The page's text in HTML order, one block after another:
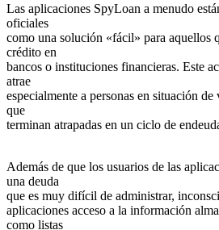
Las aplicaciones SpyLoan a menudo
oficiales
como una solución «fácil» para aquellos
crédito en
bancos o instituciones financieras. Este
atrae
especialmente a personas en situación
que
terminan atrapadas en un ciclo de
Además de que los usuarios de las
una deuda
que es muy difícil de administrar,
aplicaciones acceso a la información
como listas